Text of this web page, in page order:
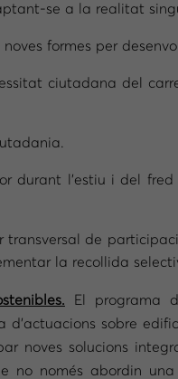
se a la realitat
formes per
ciutadana del
durant l’estiu i del
de
la recollida
El programa
sobre
noves solucions
no només abordin